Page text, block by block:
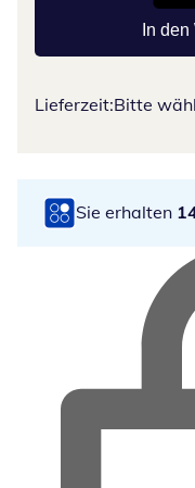
In
Lieferzeit:Bitte
Sie erhalten